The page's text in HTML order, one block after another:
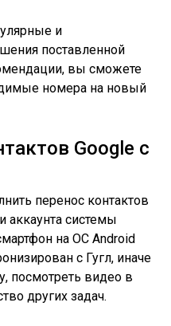
и
поставленной
вы сможете
номера на новый
Google с
перенос контактов
аккаунта системы
на ОС Android
с Гугл, иначе
посмотреть видео в
других задач.